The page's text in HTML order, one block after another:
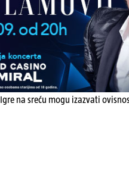
Igre na sreću mogu izazvati